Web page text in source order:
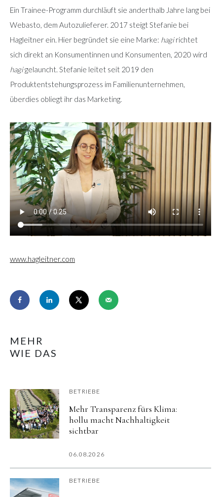
Ein Trainee-Programm durchläuft sie anderthalb Jahre lang bei
Webasto, dem Autozulieferer. 2017 steigt Stefanie bei
Hagleitner ein. Hier begründet sie eine Marke: hagirichtet
sich direkt an Konsumentinnen und Konsumenten, 2020 wird
hagigelauncht. Stefanie leitet seit 2019 den
Produktentstehungsprozess im Familienunternehmen,
überdies obliegt ihr das Marketing.
www.hagleitner.com
MEHR
WIE DAS
BETRIEBE
Mehr Transparenz fürs Klima:
hollu macht Nachhaltigkeit
sichtbar
06.08.2026
BETRIEBE